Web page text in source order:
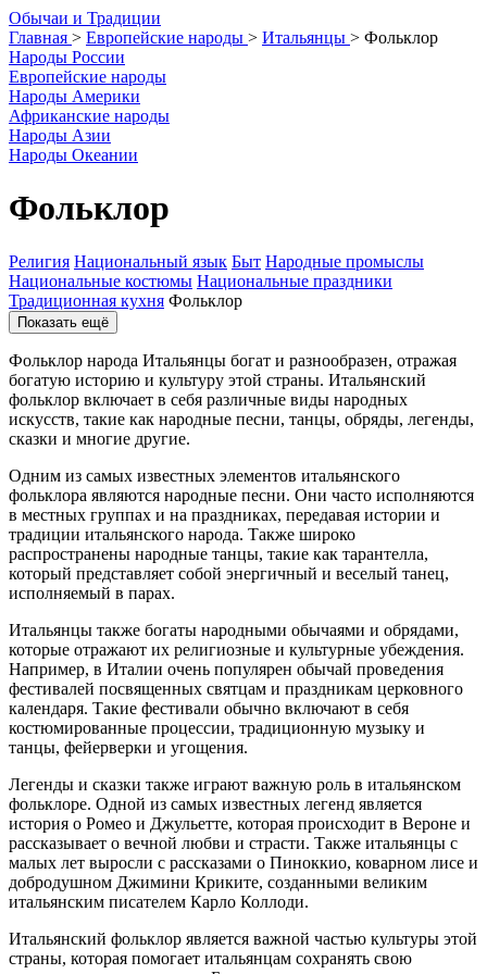
Обычаи и Традиции
Главная > Европейские народы > Итальянцы > Фольклор
Народы России
Европейские народы
Народы Америки
Африканские народы
Народы Азии
Народы Океании
Фольклор
Религия Национальный язык Быт Народные промыслы
Национальные костюмы Национальные праздники
Традиционная кухня Фольклор
Показать ещё
Фольклор народа Итальянцы богат и разнообразен, отражая
богатую историю и культуру этой страны. Итальянский
фольклор включает в себя различные виды народных
искусств, такие как народные песни, танцы, обряды, легенды,
сказки и многие другие.
Одним из самых известных элементов итальянского
фольклора являются народные песни. Они часто исполняются
в местных группах и на праздниках, передавая истории и
традиции итальянского народа. Также широко
распространены народные танцы, такие как тарантелла,
который представляет собой энергичный и веселый танец,
исполняемый в парах.
Итальянцы также богаты народными обычаями и обрядами,
которые отражают их религиозные и культурные убеждения.
Например, в Италии очень популярен обычай проведения
фестивалей посвященных святцам и праздникам церковного
календаря. Такие фестивали обычно включают в себя
костюмированные процессии, традиционную музыку и
танцы, фейерверки и угощения.
Легенды и сказки также играют важную роль в итальянском
фольклоре. Одной из самых известных легенд является
история о Ромео и Джульетте, которая происходит в Вероне и
рассказывает о вечной любви и страсти. Также итальянцы с
малых лет выросли с рассказами о Пиноккио, коварном лисе и
добродушном Джимини Криките, созданными великим
итальянским писателем Карло Коллоди.
Итальянский фольклор является важной частью культуры этой
страны, которая помогает итальянцам сохранять свою